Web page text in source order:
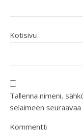
Kotisivu
Tallenna nimeni,
selaimeen
Kommentti